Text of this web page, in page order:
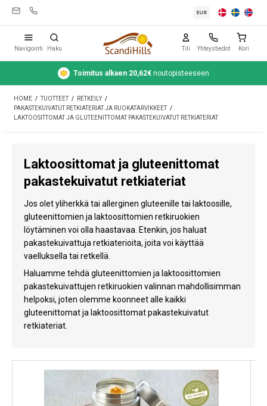
Leirintävarusteet
Teltat
Matkavarusteet
Auto ja peräkärry
Kaasu
Vesi
Kylmälaitteet
Sähkötarvikkeet
Sääasemat
Tarjoukset
EUR
Navigointi Haku Tili Yhteystiedot Kori
Toimitus alkaen 20,62€ noutopisteeseen
HOME / TUOTTEET / RETKEILY /
PAKASTEKUIVATUT RETKIATERIAT JA RUOKATARVIKKEET /
LAKTOOSITTOMAT JA GLUTEENITTOMAT PAKASTEKUIVATUT RETKIATERIAT
Laktoosittomat ja gluteenittomat
pakastekuivatut retkiateriat
Jos olet yliherkkä tai allerginen gluteenille tai laktoosille,
gluteenittomien ja laktoosittomien retkiruokien
löytäminen voi olla haastavaa. Etenkin, jos haluat
pakastekuivattuja retkiaterioita, joita voi käyttää
vaelluksella tai retkellä.
Haluamme tehdä gluteenittomien ja laktoosittomien
pakastekuivattujen retkiruokien valinnan mahdollisimman
helpoksi, joten olemme koonneet alle kaikki
gluteenittomat ja laktoosittomat pakastekuivatut
retkiateriat.